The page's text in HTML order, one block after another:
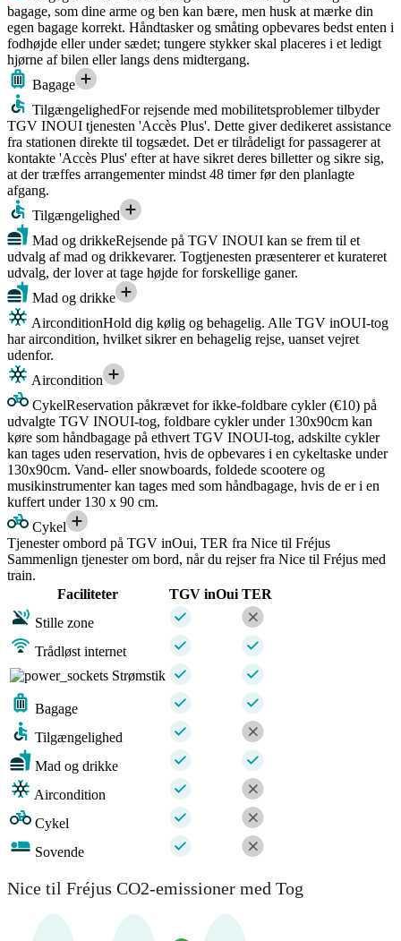
bagage, som dine arme og ben kan bære, men husk at mærke din
egen bagage korrekt. Håndtasker og småting opbevares bedst enten i
fodhøjde eller under sædet; tungere stykker skal placeres i et ledigt
hjørne af bilen eller langs dens midtergang.
Bagage
TilgængelighedFor rejsende med mobilitetsproblemer tilbyder
TGV INOUI tjenesten 'Accès Plus'. Dette giver dedikeret assistance
fra stationen direkte til togsædet. Det er tilrådeligt for passagerer at
kontakte 'Accès Plus' efter at have sikret deres billetter og sikre sig,
at der træffes arrangementer mindst 48 timer før den planlagte
afgang.
Tilgængelighed
Mad og drikkeRejsende på TGV INOUI kan se frem til et
udvalg af mad og drikkevarer. Togtjenesten præsenterer et kurateret
udvalg, der lover at tage højde for forskellige ganer.
Mad og drikke
AirconditionHold dig kølig og behagelig. Alle TGV inOUI-tog
har aircondition, hvilket sikrer en behagelig rejse, uanset vejret
udenfor.
Aircondition
CykelReservation påkrævet for ikke-foldbare cykler (€10) på
udvalgte TGV INOUI-tog, foldbare cykler under 130x90cm kan
køre som håndbagage på ethvert TGV INOUI-tog, adskilte cykler
kan tages uden reservation, hvis de opbevares i en cykeltaske under
130x90cm. Vand- eller snowboards, foldede scootere og
musikinstrumenter kan tages med som håndbagage, hvis de er i en
kuffert under 130 x 90 cm.
Cykel
Tjenester ombord på TGV inOui, TER fra Nice til Fréjus
Sammenlign tjenester om bord, når du rejser fra Nice til Fréjus med
train.
Faciliteter
TGV inOui TER
Stille zone
Trådløst internet
Strømstik
Bagage
Tilgængelighed
Mad og drikke
Aircondition
Cykel
Sovende
Nice til Fréjus CO2-emissioner med Tog